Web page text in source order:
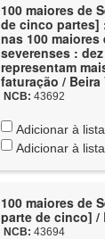
100 maiores de
de cinco partes]
nas 100 maiores
severenses :
representam
faturação / Beira
NCB: 43692
Adicionar à lista
Adicionar à
100 maiores de
parte de cinco] /
NCB: 43694